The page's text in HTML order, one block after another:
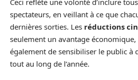
Ceci reflète une volonté d’inclure
spectateurs, en veillant à ce que
dernières sorties. Les réductions
seulement un avantage
également de sensibiliser le public à
tout au long de l’année.